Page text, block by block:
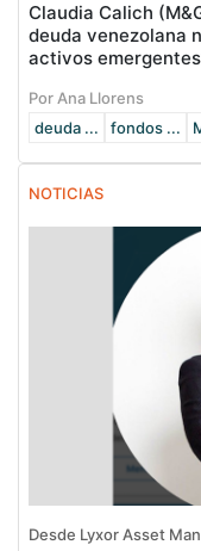
Claudia Calich
deuda venezolana
activos
Por Ana Llorens
deuda ...
fondos ...
NOTICIAS
Desde Lyxor Asset